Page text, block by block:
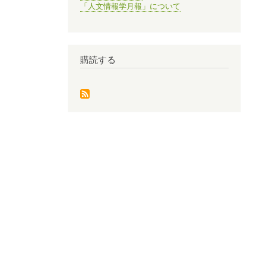
「人文情報学月報」について
購読する